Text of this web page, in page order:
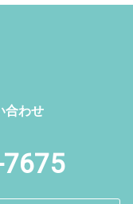
合わせ